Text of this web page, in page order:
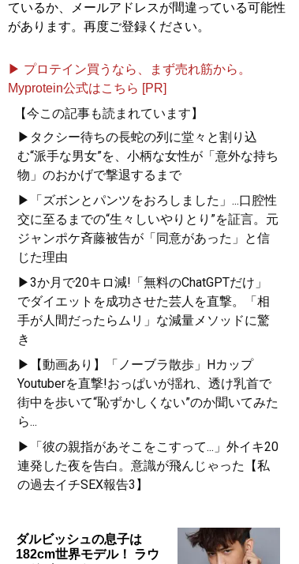
ているか、メールアドレスが間違っている可能性
があります。再度ご登録ください。
▶ プロテイン買うなら、まず売れ筋から。
Myprotein公式はこちら [PR]
【今この記事も読まれています】
▶タクシー待ちの長蛇の列に堂々と割り込
む“派手な男女”を、小柄な女性が「意外な持ち
物」のおかげで撃退するまで
▶「ズボンとパンツをおろしました」...口腔性
交に至るまでの“生々しいやりとり”を証言。元
ジャンポケ斉藤被告が「同意があった」と信
じた理由
▶3か月で20キロ減!「無料のChatGPTだけ」
でダイエットを成功させた芸人を直撃。「相
手が人間だったらムリ」な減量メソッドに驚
き
▶【動画あり】「ノーブラ散歩」Hカップ
Youtuberを直撃!おっぱいが揺れ、透け乳首で
街中を歩いて“恥ずかしくない”のか聞いてみた
ら...
▶「彼の親指があそこをこすって...」外イキ20
連発した夜を告白。意識が飛んじゃった【私
の過去イチSEX報告3】
ダルビッシュの息子は
182cm世界モデル！ ラウ